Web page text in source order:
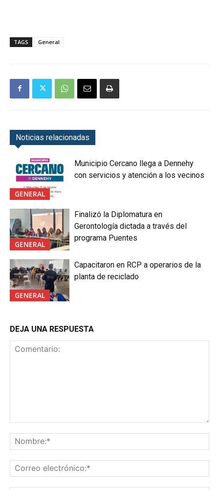
TAGS General
Noticias relacionadas
GENERAL
Municipio Cercano llega a Dennehy
con servicios y atención a los vecinos
GENERAL
Finalizó la Diplomatura en
Gerontología dictada a través del
programa Puentes
GENERAL
Capacitaron en RCP a operarios de la
planta de reciclado
DEJA UNA RESPUESTA